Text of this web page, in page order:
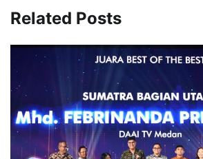
Related Posts